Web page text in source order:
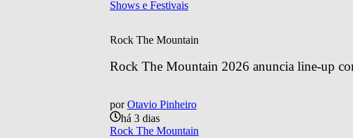
Shows e Festivais
Rock The Mountain
Rock The Mountain 2026 anuncia line-up
por Otavio Pinheiro
há 3 dias
Rock The Mountain